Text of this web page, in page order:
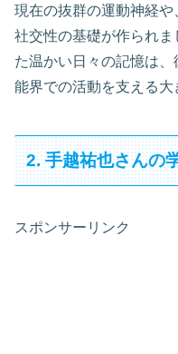
現在の抜群の運動神経
社交性の基礎が作られ
た温かい日々の記憶は
能界での活動を支える大
2. 手越祐也さんの
スポンサーリンク